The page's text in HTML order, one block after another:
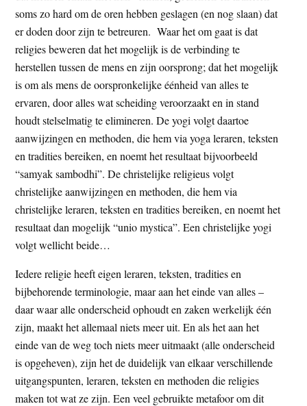
soms zo hard om de oren hebben geslagen (en nog slaan) dat
er doden door zijn te betreuren. Waar het om gaat is dat
religies beweren dat het mogelijk is de verbinding te
herstellen tussen de mens en zijn oorsprong; dat het mogelijk
is om als mens de oorspronkelijke éénheid van alles te
ervaren, door alles wat scheiding veroorzaakt en in stand
houdt stelselmatig te elimineren. De yogi volgt daartoe
aanwijzingen en methoden, die hem via yoga leraren, teksten
en tradities bereiken, en noemt het resultaat bijvoorbeeld
“samyak sambodhi”. De christelijke religieus volgt
christelijke aanwijzingen en methoden, die hem via
christelijke leraren, teksten en tradities bereiken, en noemt het
resultaat dan mogelijk “unio mystica”. Een christelijke yogi
volgt wellicht beide…
Iedere religie heeft eigen leraren, teksten, tradities en
bijbehorende terminologie, maar aan het einde van alles –
daar waar alle onderscheid ophoudt en zaken werkelijk één
zijn, maakt het allemaal niets meer uit. En als het aan het
einde van de weg toch niets meer uitmaakt (alle onderscheid
is opgeheven), zijn het de duidelijk van elkaar verschillende
uitgangspunten, leraren, teksten en methoden die religies
maken tot wat ze zijn. Een veel gebruikte metafoor om dit